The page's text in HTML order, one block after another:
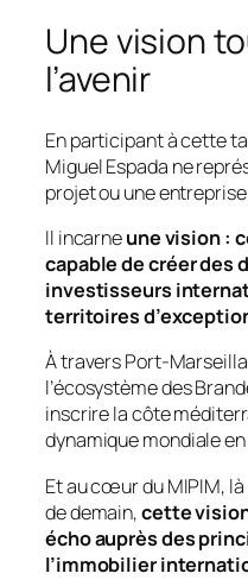
Une vision
l’avenir
En participant à cette
Miguel Espada ne
projet ou une
Il incarneune vision :
capable de créer des
investisseurs
territoires
À travers Port-
l’écosystème des
inscrire la côte
dynamique mondiale
Et au cœur du MIPIM,
de demain,cette
écho auprès des
l’immobilier